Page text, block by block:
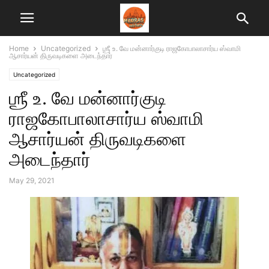
Home Uncategorized
ஶ்ரீ உ. வே மன்னார்குடி ராஜகோபாலாசார்ய ஸ்வாமி
ஆசார்யன் திருவடிகளை அடைந்தார்
Uncategorized
ஶ்ரீ உ. வே மன்னார்குடி
ராஜகோபாலாசார்ய ஸ்வாமி
ஆசார்யன் திருவடிகளை
அடைந்தார்
May 29, 2021